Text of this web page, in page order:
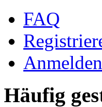
FAQ
Anmelden
Häufig